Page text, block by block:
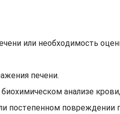
или необходимость
печени.
анализе
постепенном повреждении